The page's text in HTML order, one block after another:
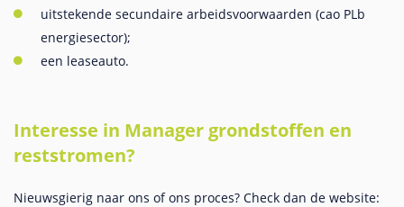
uitstekende secundaire arbeidsvoorwaarden (cao PLb
energiesector);
een leaseauto.
Interesse in Manager grondstoffen en
reststromen?
Nieuwsgierig naar ons of ons proces? Check dan de website: